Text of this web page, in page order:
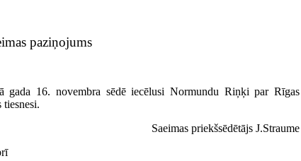
paziņojums
gada 16. novembra sēdē iecēlusi Normundu Riņķi par Rīgas
tiesnesi.
Saeimas priekšsēdētājs J.Straume